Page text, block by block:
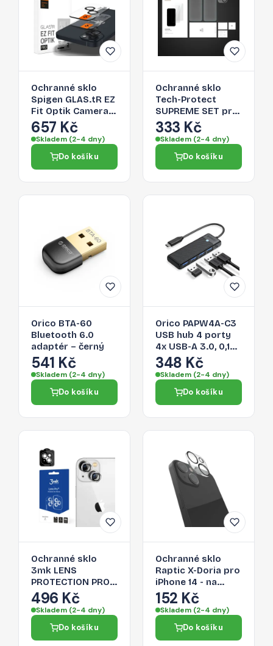
Ochranné sklo
Spigen GLAS.tR EZ
Fit Optik Camera
Protector pro
iPhone 14 / Plus / 15
/ Plus - black
657 Kč
Skladem (2-4 dny)
Do košíku
Ochranné sklo
Tech-Protect
SUPREME SET pro
iPhone 14 - čiré
333 Kč
Skladem (2-4 dny)
Do košíku
Orico BTA-60
Bluetooth 6.0
adaptér – černý
541 Kč
Skladem (2-4 dny)
Do košíku
Orico PAPW4A-C3
USB hub 4 porty
4x USB-A 3.0, 0,15
m – černý
348 Kč
Skladem (2-4 dny)
Do košíku
Ochranné sklo
3mk LENS
PROTECTION PRO
pro iPhone 14 -
stříbrná
496 Kč
Skladem (2-4 dny)
Do košíku
Ochranné sklo
Raptic X-Doria pro
iPhone 14 - na
zadní fotoaparát
(2x)
152 Kč
Skladem (2-4 dny)
Do košíku